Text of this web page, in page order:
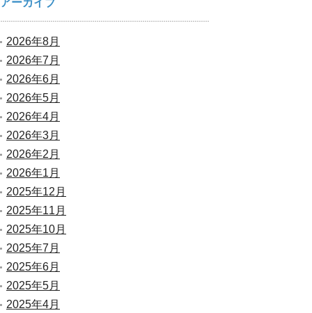
アーカイブ
2026年8月
2026年7月
2026年6月
2026年5月
2026年4月
2026年3月
2026年2月
2026年1月
2025年12月
2025年11月
2025年10月
2025年7月
2025年6月
2025年5月
2025年4月